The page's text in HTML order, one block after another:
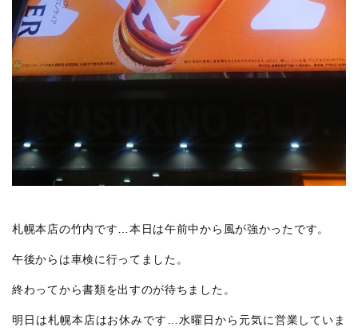
札幌本店の竹内です…本日は午前中から風が強かったです。
午後からは車検に行ってました。
終わってから書類を出すのが待ちました。
明日は札幌本店はお休みです…水曜日から元気に営業していま